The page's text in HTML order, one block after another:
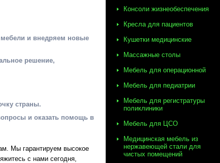
и внедряем новые
решение,
страны.
и оказать помощь в
Мы гарантируем высокое
с нами сегодня,
Консоли жизнеобеспечения
Кресла для пациентов
Кушетки медицинские
Массажные столы
Мебель для операционной
Мебель для педиатрии
Мебель для регистратуры
поликлиники
Мебель для ЦСО
Медицинская мебель из
нержавеющей стали для
чистых помещений